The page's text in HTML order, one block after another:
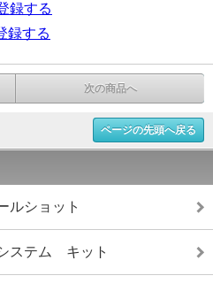
録する
録する
次の商品へ
ページの先頭へ戻る
ルショット
ステム キット